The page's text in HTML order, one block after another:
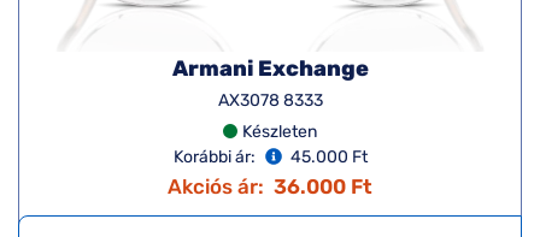
Armani Exchange
AX3078 8333
Készleten
Korábbi ár:
45.000 Ft
Akciós ár: 36.000 Ft